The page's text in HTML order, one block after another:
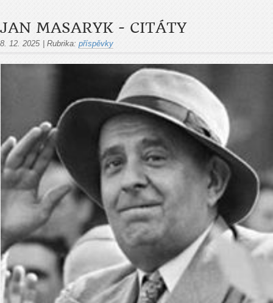
JAN MASARYK - CITÁTY
8. 12. 2025 Rubrika: příspěvky